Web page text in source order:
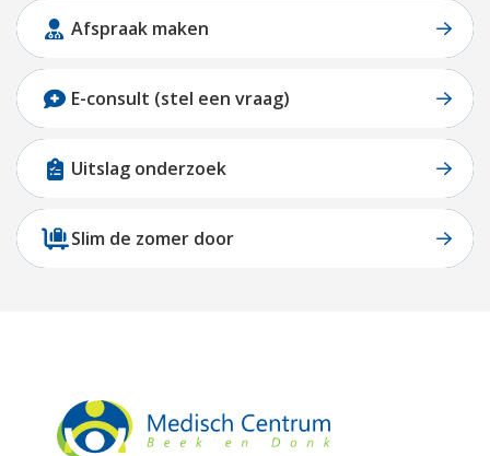
Afspraak maken
E-consult (stel een vraag)
Uitslag onderzoek
Slim de zomer door